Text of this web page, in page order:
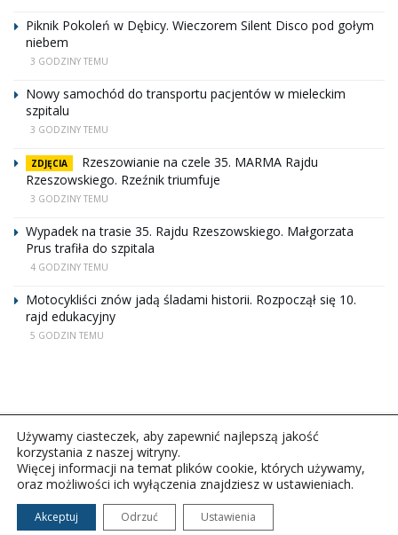
Piknik Pokoleń w Dębicy. Wieczorem Silent Disco pod gołym
niebem
3 GODZINY TEMU
Nowy samochód do transportu pacjentów w mieleckim
szpitalu
3 GODZINY TEMU
ZDJĘCIA
Rzeszowianie na czele 35. MARMA Rajdu
Rzeszowskiego. Rzeźnik triumfuje
3 GODZINY TEMU
Wypadek na trasie 35. Rajdu Rzeszowskiego. Małgorzata
Prus trafiła do szpitala
4 GODZINY TEMU
Motocykliści znów jadą śladami historii. Rozpoczął się 10.
rajd edukacyjny
5 GODZIN TEMU
Copyright © 2026Polskie Radio Rzeszów S.A. w likwidacj.
Wszelkie prawa zastrzeżone.
Używamy ciasteczek, aby zapewnić najlepszą jakość
korzystania z naszej witryny.
Więcej informacji na temat plików cookie, których używamy,
oraz możliwości ich wyłączenia znajdziesz w ustawieniach.
Akceptuj Odrzuć Ustawienia